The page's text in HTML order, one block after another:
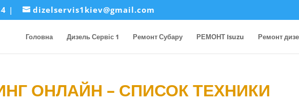
| dizelservis1kiev@gmail.com
Головна Дизель Сервіс 1 Ремонт Субару РЕМОНТ Isuzu Ремонт
ОНЛАЙН – СПИСОК ТЕХНИКИ